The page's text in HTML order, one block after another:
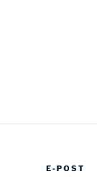
E-POST